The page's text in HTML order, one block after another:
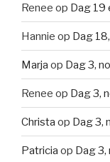
Renee op Dag 19
Hannie op Dag
Marja op Dag 3,
Renee op Dag 3,
Christa op Dag 3,
Patricia op Dag